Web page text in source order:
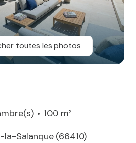
toutes les photos
100 m²
Salanque (66410)